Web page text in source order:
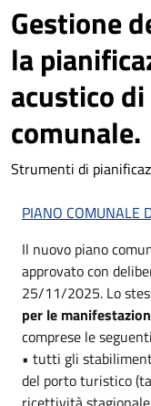
Gestione
la
acustico
comunale.
Strumenti di
PIANO COMUNALE
Il nuovo piano
approvato con
25/11/2025. Lo
per le
comprese le
• tutti gli
del porto turistico